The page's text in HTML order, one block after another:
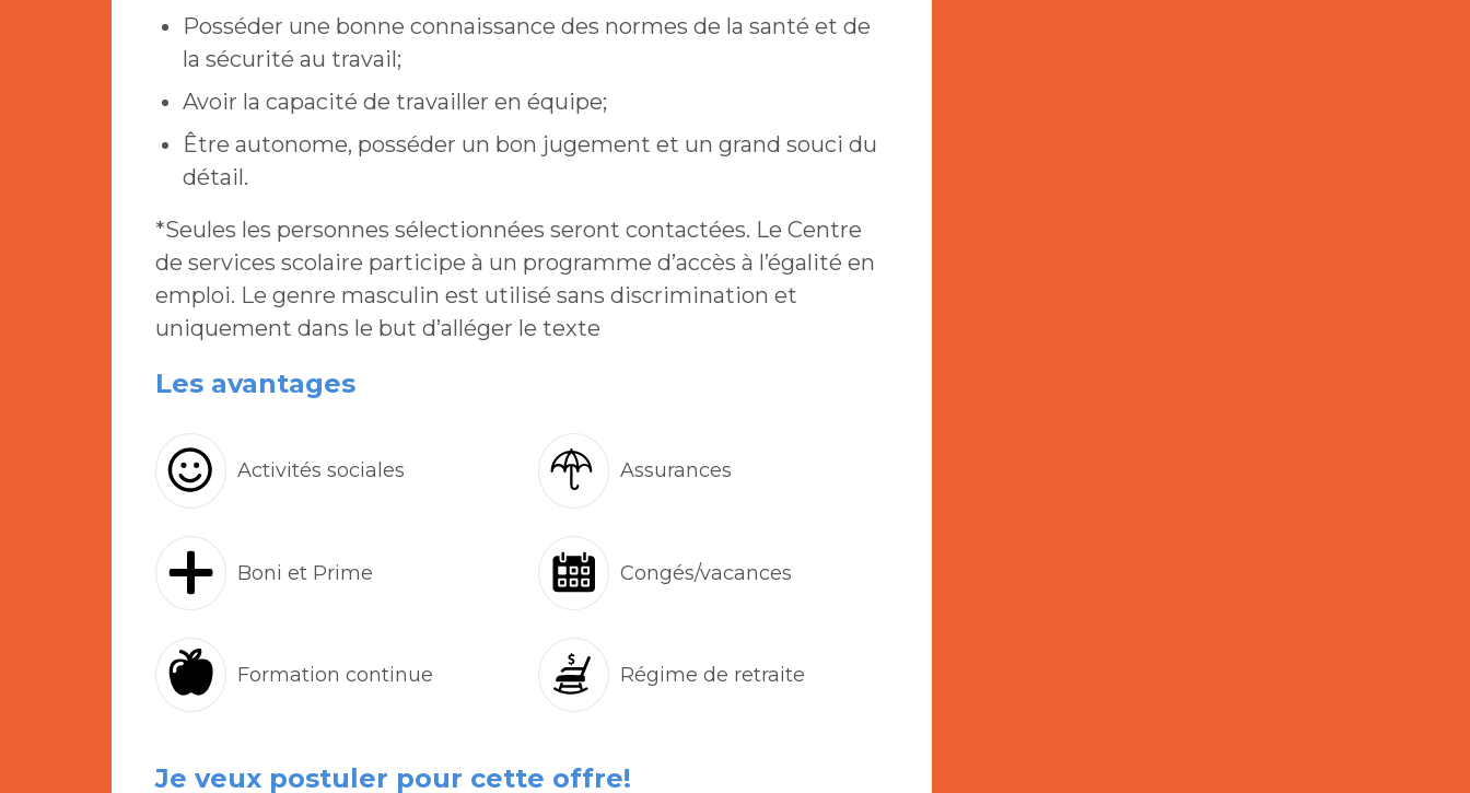
Posséder une bonne connaissance des normes de la santé et de
la sécurité au travail;
Avoir la capacité de travailler en équipe;
Être autonome, posséder un bon jugement et un grand souci du
détail.
*Seules les personnes sélectionnées seront contactées. Le Centre
de services scolaire participe à un programme d’accès à l’égalité en
emploi. Le genre masculin est utilisé sans discrimination et
uniquement dans le but d’alléger le texte
Les avantages
Activités sociales Assurances
Boni et Prime Congés/vacances
Formation continue Régime de retraite
Je veux postuler pour cette offre!